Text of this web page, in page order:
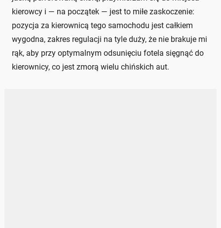
kierowcy i — na początek — jest to miłe zaskoczenie:
pozycja za kierownicą tego samochodu jest całkiem
wygodna, zakres regulacji na tyle duży, że nie brakuje mi
rąk, aby przy optymalnym odsunięciu fotela sięgnąć do
kierownicy, co jest zmorą wielu chińskich aut.